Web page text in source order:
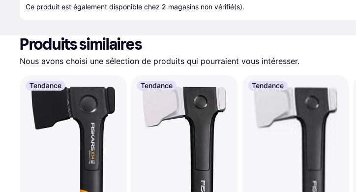
Ce produit est également disponible chez 2 magasins non vérifié(s).
Produits similaires
Nous avons choisi une sélection de produits qui pourraient vous intéresser.
Tendance Tendance Tendance